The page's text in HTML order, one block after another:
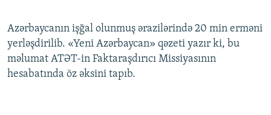
KARIKATURA
İSLAM VƏ DEMOKRATIYA
İZ - MƏDƏNIYYƏT PROQRAMI
PEŞƏ ETIKASI VƏ JURNALISTIKA STANDARTLARIMIZ
MATERIALLARIMIZDAN ISTIFADƏ
AZADLIQRADIOSU MOBIL TELEFONUNUZDA
RFE/RL-in bütün saytları
Azərbaycanın işğal olunmuş ərazilərində 20 min erməni
yerləşdirilib. «Yeni Azərbaycan» qəzeti yazır ki, bu
məlumat ATƏT-in Faktaraşdırıcı Missiyasının
hesabatında öz əksini tapıb.